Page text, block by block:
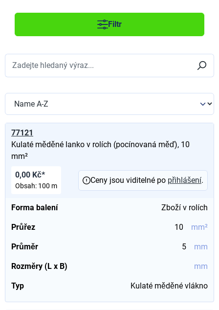
Filtr
77121
Kulaté měděné lanko v rolích (pocínovaná měď), 10
mm²
Forma balení Zboží v rolích
Průřez 10 mm²
Průměr 5 mm
Rozměry (L x B) mm
Typ Kulaté měděné vlákno
0,00 Kč*
Obsah: 100 m
Ceny jsou viditelné po přihlášení.